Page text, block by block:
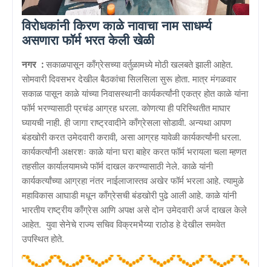
विरोधकांनी किरण काळे नावाचा नाम साधर्म्य
असणारा फॉर्म भरत केली खेळी
नगर : सकाळपासून काँग्रेसच्या वर्तुळामध्ये मोठी खलबते झाली आहेत.
सोमवारी दिवसभर देखील बैठकांचा सिलसिला सुरू होता. मात्र मंगळवार
सकाळ पासून काळे यांच्या निवासस्थानी कार्यकर्त्यांनी एकत्र होत काळे यांना
फॉर्म भरण्यासाठी प्रचंड आग्रह धरला. कोणत्या ही परिस्थितीत माघार
घ्यायची नाही. ही जागा राष्ट्रवादीने काँग्रेसला सोडावी. अन्यथा आपण
बंडखोरी करत उमेदवारी करावी, असा आग्रह यावेळी कार्यकर्त्यांनी धरला.
कार्यकर्त्यांनी अक्षरशः काळे यांना घरा बाहेर करत फॉर्म भरायला चला म्हणत
तहसील कार्यालयामध्ये फॉर्म दाखल करण्यासाठी नेले. काळे यांनी
कार्यकर्त्यांच्या आग्रहा नंतर नाईलाजास्तव अखेर फॉर्म भरला आहे. त्यामुळे
महाविकास आघाडी मधून काँग्रेसची बंडखोरी पुढे आली आहे. काळे यांनी
भारतीय राष्ट्रीय काँग्रेस आणि अपक्ष असे दोन उमेदवारी अर्ज दाखल केले
आहेत. युवा सेनेचे राज्य सचिव विक्रमभैय्या राठोड हे देखील समवेत
उपस्थित होते.